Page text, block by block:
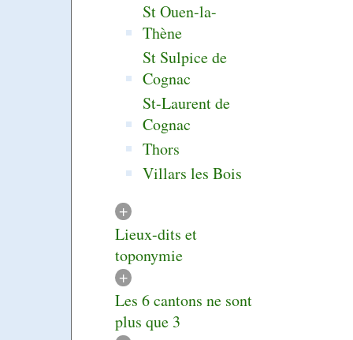
St Ouen-la-
Thène
St Sulpice de
Cognac
St-Laurent de
Cognac
Thors
Villars les Bois
+
Lieux-dits et
toponymie
+
Les 6 cantons ne sont
plus que 3